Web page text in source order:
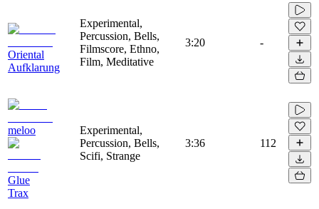
Oriental
Aufklarung
Experimental,
Percussion, Bells,
Filmscore, Ethno,
Film, Meditative
3:20 -
meloo
Glue
Trax
Experimental,
Percussion, Bells,
Scifi, Strange
3:36 112